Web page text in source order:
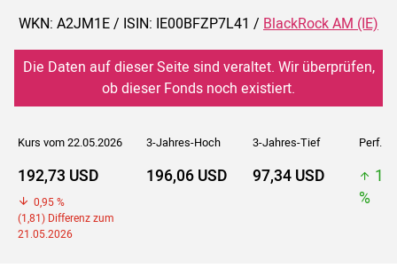
WKN: A2JM1E / ISIN: IE00BFZP7L41 / BlackRock AM (IE)
Die Daten auf dieser Seite sind veraltet. Wir überprüfen,
ob dieser Fonds noch existiert.
Kurs vom 22.05.2026 3-Jahres-Hoch 3-Jahres-Tief Perf. 5J
192,73 USD
0,95 %
(1,81) Differenz zum
21.05.2026
196,06 USD 97,34 USD
%